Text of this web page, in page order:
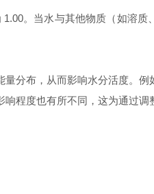
1.00。当水与其他物质（如溶质
分布，从而影响水分活度。
程度也有所不同，这为通过